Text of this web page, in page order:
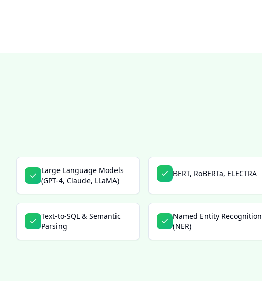
Large Language Models
(GPT-4, Claude, LLaMA)
BERT, RoBERTa, ELECTRA
Text-to-SQL & Semantic
Parsing
Named Entity Recognition
(NER)